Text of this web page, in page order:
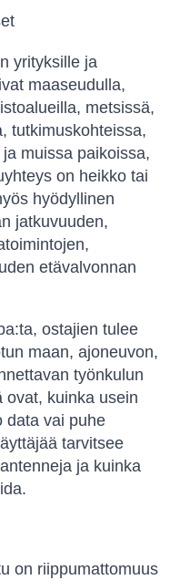
yrityksille ja
maaseudulla,
metsissä,
tutkimuskohteissa,
muissa paikoissa,
on heikko tai
hyödyllinen
jatkuvuuden,
etävalvonnan
ostajien tulee
maan, ajoneuvon,
työnkulun
ovat, kuinka usein
data vai puhe
tarvitsee
ja kuinka
on riippumattomuus